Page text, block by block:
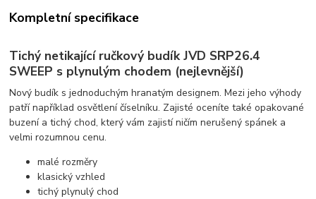
Kompletní specifikace
Tichý netikající ručkový budík JVD SRP26.4
SWEEP s plynulým chodem (nejlevnější)
Nový budík s jednoduchým hranatým designem. Mezi jeho výhody
patří například osvětlení číselníku. Zajisté oceníte také opakované
buzení a tichý chod, který vám zajistí ničím nerušený spánek a
velmi rozumnou cenu.
malé rozměry
klasický vzhled
tichý plynulý chod